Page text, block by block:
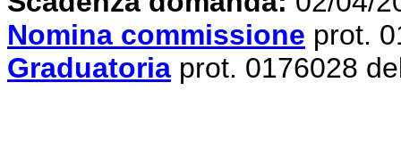
Nomina commissione prot.
Graduatoria prot. 0176028